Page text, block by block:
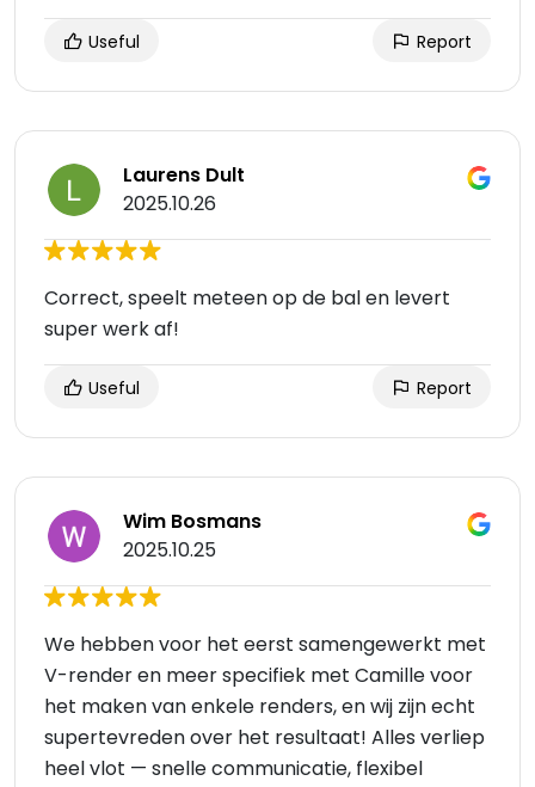
Useful Report
Laurens Dult
2025.10.26
Correct, speelt meteen op de bal en levert
super werk af!
Useful Report
Wim Bosmans
2025.10.25
We hebben voor het eerst samengewerkt met
V-render en meer specifiek met Camille voor
het maken van enkele renders, en wij zijn echt
supertevreden over het resultaat! Alles verliep
heel vlot — snelle communicatie, flexibel